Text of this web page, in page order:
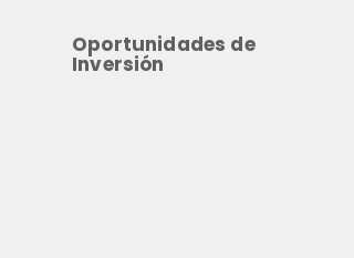
Oportunidades de
Inversión